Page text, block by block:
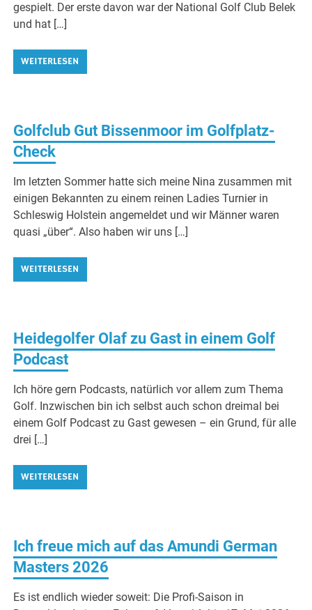
gespielt. Der erste davon war der National Golf Club Belek
und hat […]
WEITERLESEN
Golfclub Gut Bissenmoor im Golfplatz-
Check
Im letzten Sommer hatte sich meine Nina zusammen mit
einigen Bekannten zu einem reinen Ladies Turnier in
Schleswig Holstein angemeldet und wir Männer waren
quasi „über“. Also haben wir uns […]
WEITERLESEN
Heidegolfer Olaf zu Gast in einem Golf
Podcast
Ich höre gern Podcasts, natürlich vor allem zum Thema
Golf. Inzwischen bin ich selbst auch schon dreimal bei
einem Golf Podcast zu Gast gewesen – ein Grund, für alle
drei […]
WEITERLESEN
Ich freue mich auf das Amundi German
Masters 2026
Es ist endlich wieder soweit: Die Profi-Saison in